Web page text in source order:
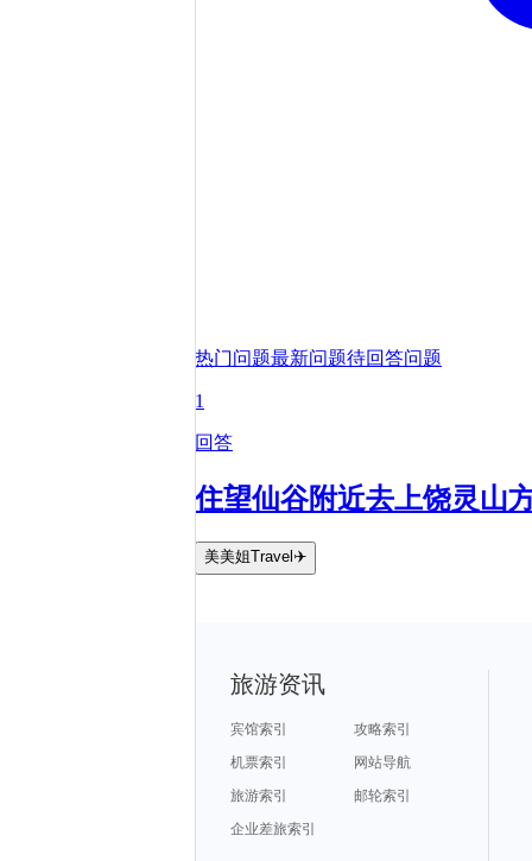
热门问题最新问题待回答问题
1
回答
住望仙谷附近去上饶灵山
美美姐Travel✈️
旅游资讯
宾馆索引
攻略索引
机票索引
网站导航
旅游索引
邮轮索引
企业差旅索引